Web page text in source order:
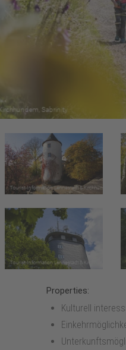
Properties:
Kulturell